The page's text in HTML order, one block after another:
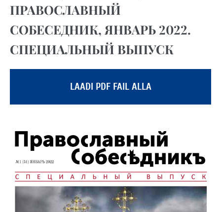
ПРАВОСЛАВНЫЙ
СОБЕСЕДНИК, ЯНВАРЬ 2022.
СПЕЦИАЛЬНЫЙ ВЫПУСК
LAADI PDF FAIL ALLA